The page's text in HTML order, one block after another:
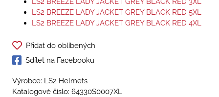
LS2 BREEZE LADY JACKET GREY BLACK RED 5XL
LS2 BREEZE LADY JACKET GREY BLACK RED 4XL
Přidat do oblíbených
Sdílet na Facebooku
Výrobce: LS2 Helmets
Katalogové číslo: 64330S0007XL